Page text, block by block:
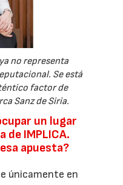
no representa
Se está
factor de
Sanz de Siria.
un lugar
IMPLICA.
apuesta?
únicamente en